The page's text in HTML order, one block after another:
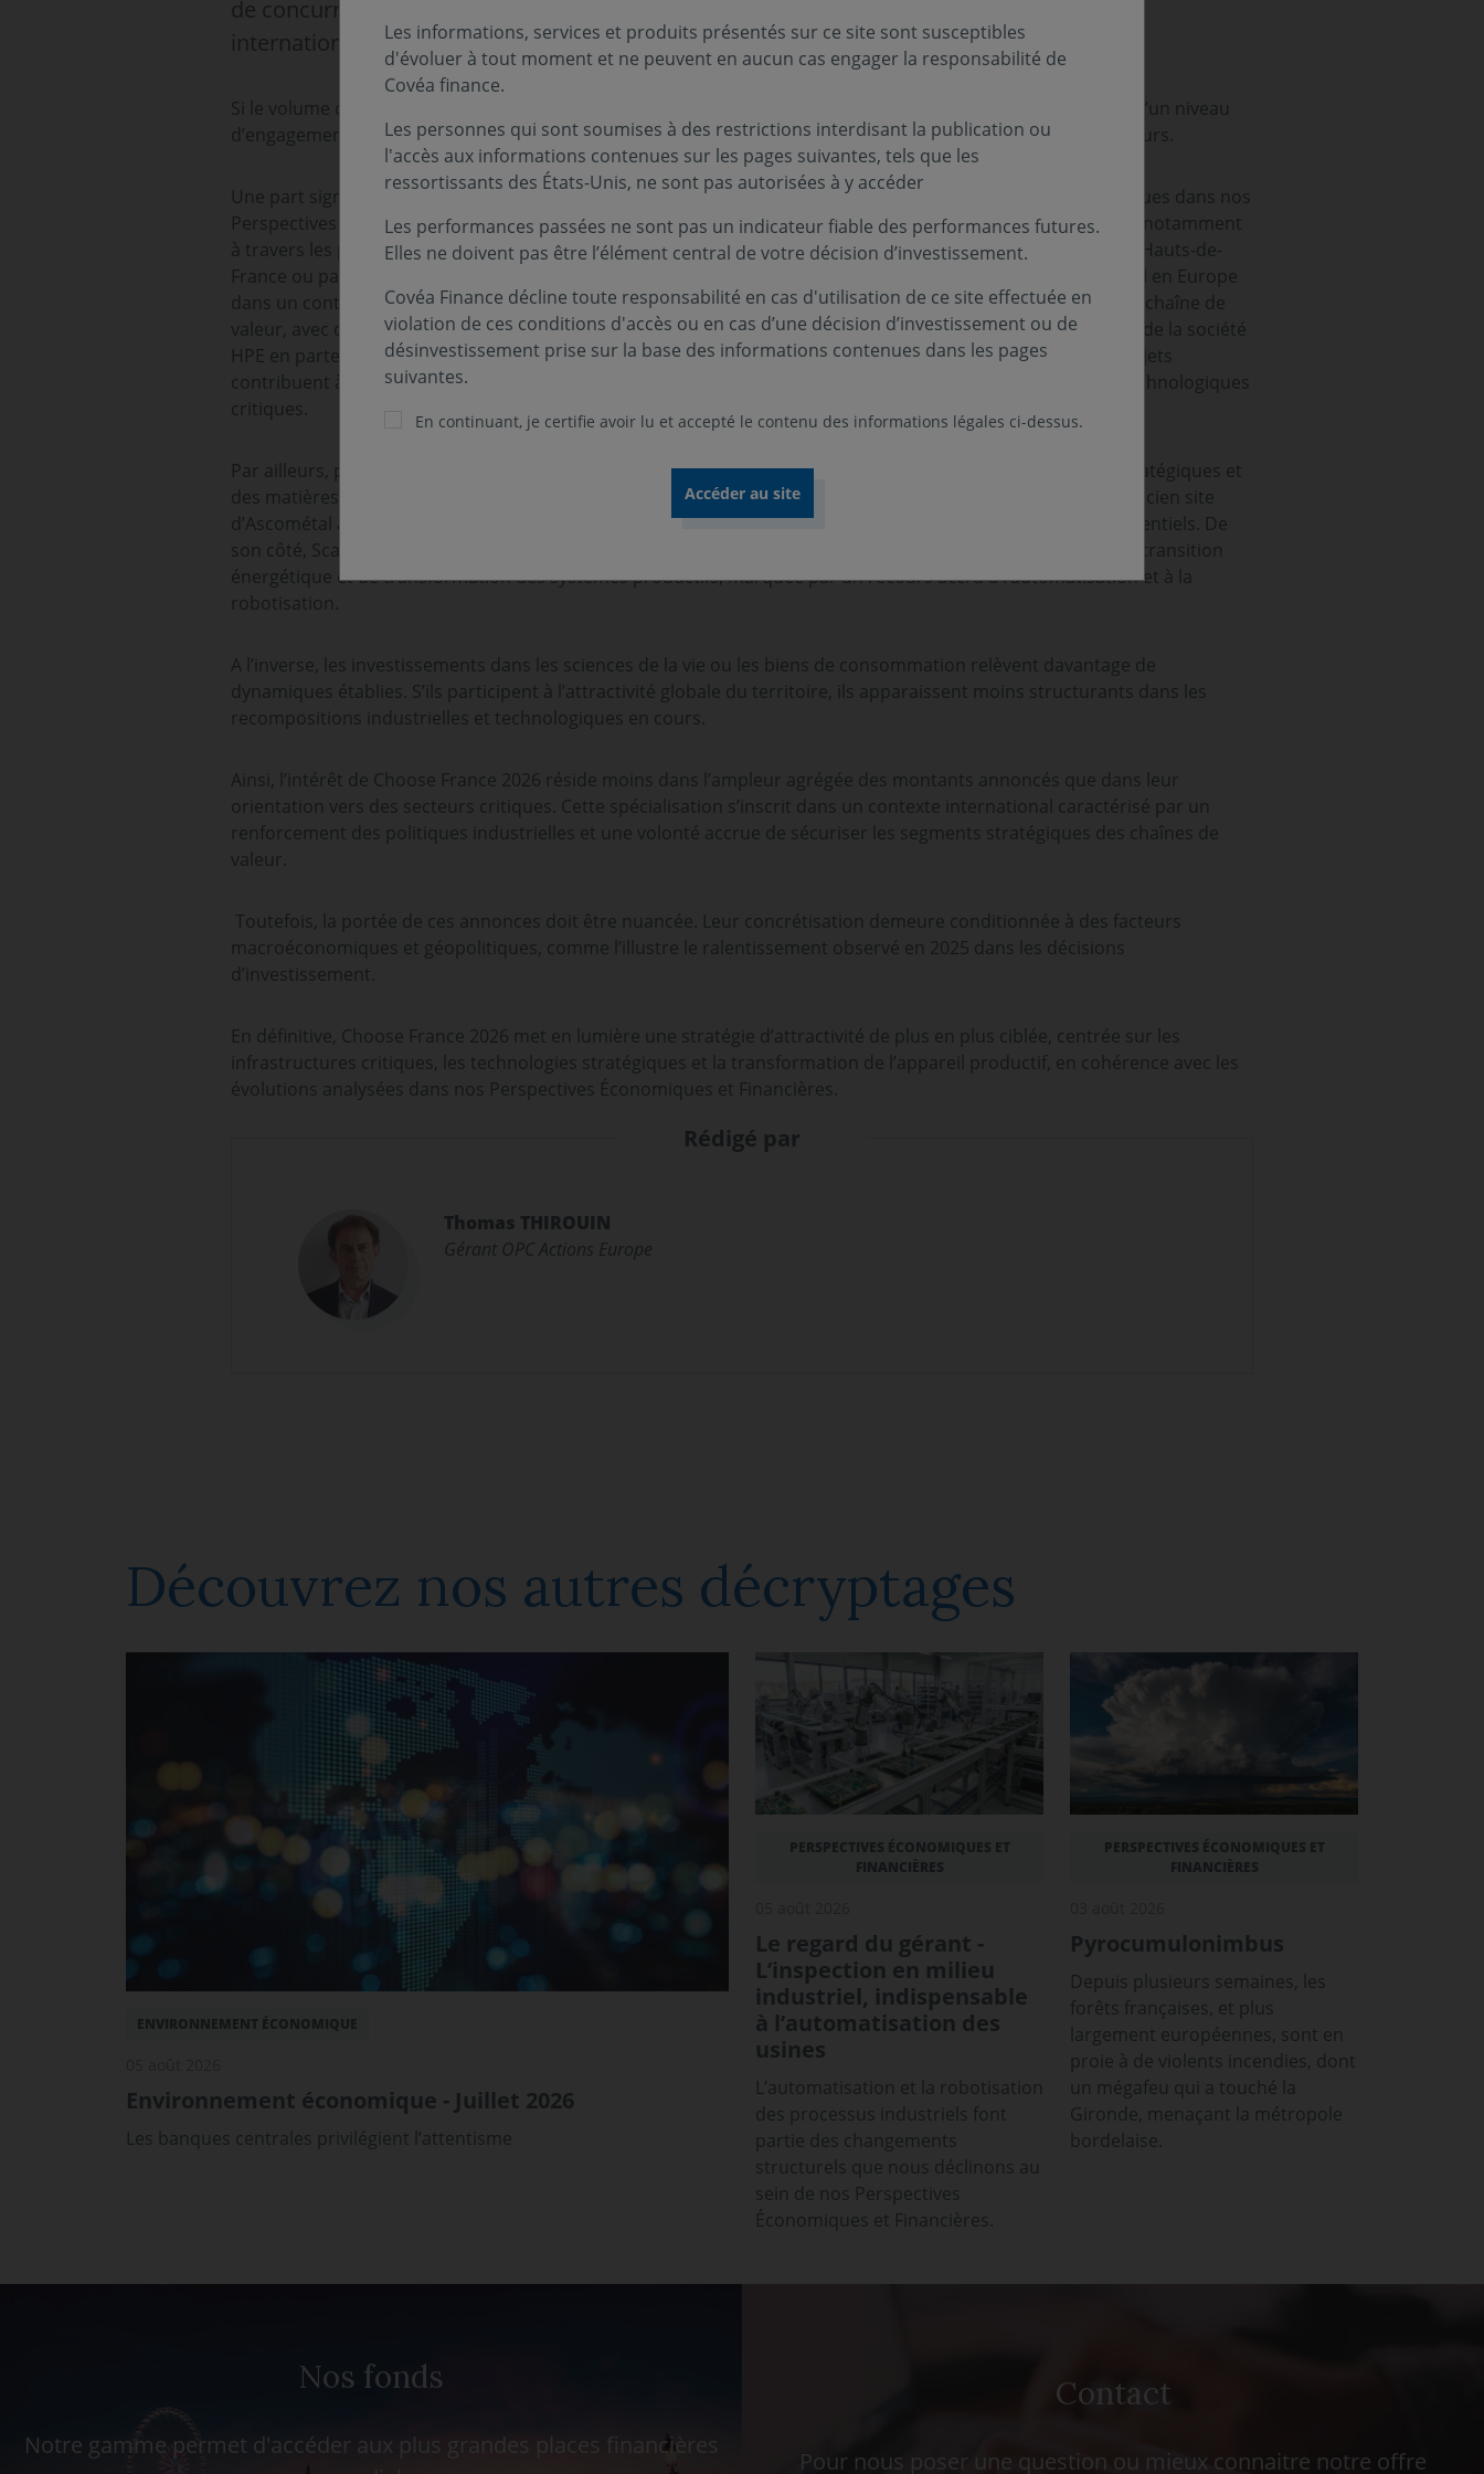
de concurrence accrue entre économies avancées pour l’attraction des investissements
internationaux.
Si le volume des annonces, 71 projets représentant 93 milliards d’euros et plus de 15 600 emplois, témoigne d’un niveau
d’engagement élevé, leur répartition sectorielle apparaît plus révélatrice des dynamiques économiques en cours.
Une part significative des investissements se concentre en effet sur des segments identifiés comme stratégiques dans nos
Perspectives Économiques et Financières (PEF). Les infrastructures numériques occupent une place centrale, notamment
à travers les projets de centres de données portés par les fonds d'investissement japonais SoftBank dans les Hauts-de-
France ou par l'américain Brookfield. Ces initiatives traduisent une volonté de renforcer les capacités de calcul en Europe
dans un contexte marqué par l’essor de l’Intelligence Artificielle. Cette dynamique se prolonge en amont de la chaîne de
valeur, avec des investissements dans les équipements et composants électroniques, à l’image des initiatives de la société
HPE en partenariat avec Nvidia à Grenoble ou du projet industriel associant Bull et Foxconn à Angers. Ces projets
contribuent à la mise en place d’un écosystème intégré, couvrant à la fois les infrastructures et les briques technologiques
critiques.
Par ailleurs, plusieurs investissements industriels mettent en évidence l’importance des chaînes de valeur stratégiques et
des matières premières critiques. Le projet de l'italien Marcegaglia, de production d'acier bas carbone sur l’ancien site
d’Ascométal à Fos-sur-Mer, illustre les enjeux liés au maintien de capacités productives dans des secteurs essentiels. De
son côté, Scania, avec ses investissements dans les camions électriques, s’inscrit dans une double logique de transition
énergétique et de transformation des systèmes productifs, marquée par un recours accru à l’automatisation et à la
robotisation.
A l’inverse, les investissements dans les sciences de la vie ou les biens de consommation relèvent davantage de
dynamiques établies. S’ils participent à l’attractivité globale du territoire, ils apparaissent moins structurants dans les
recompositions industrielles et technologiques en cours.
Ainsi, l’intérêt de Choose France 2026 réside moins dans l’ampleur agrégée des montants annoncés que dans leur
orientation vers des secteurs critiques. Cette spécialisation s’inscrit dans un contexte international caractérisé par un
renforcement des politiques industrielles et une volonté accrue de sécuriser les segments stratégiques des chaînes de
valeur.
Toutefois, la portée de ces annonces doit être nuancée. Leur concrétisation demeure conditionnée à des facteurs
macroéconomiques et géopolitiques, comme l’illustre le ralentissement observé en 2025 dans les décisions
d’investissement.
En définitive, Choose France 2026 met en lumière une stratégie d’attractivité de plus en plus ciblée, centrée sur les
infrastructures critiques, les technologies stratégiques et la transformation de l’appareil productif, en cohérence avec les
évolutions analysées dans nos Perspectives Économiques et Financières.
Rédigé par
Thomas THIROUIN
Gérant OPC Actions Europe
Découvrez nos autres décryptages
ENVIRONNEMENT ÉCONOMIQUE
Environnement économique - Juillet 2026
Les banques centrales privilégient l’attentisme
PERSPECTIVES ÉCONOMIQUES ET
FINANCIÈRES
Le regard du gérant -
L’inspection en milieu
industriel, indispensable
à l’automatisation des
usines
L’automatisation et la robotisation
des processus industriels font
partie des changements
structurels que nous déclinons au
sein de nos Perspectives
Économiques et Financières.
PERSPECTIVES ÉCONOMIQUES ET
FINANCIÈRES
Pyrocumulonimbus
Depuis plusieurs semaines, les
forêts françaises, et plus
largement européennes, sont en
proie à de violents incendies, dont
un mégafeu qui a touché la
Gironde, menaçant la métropole
bordelaise.
Nos fonds
Notre gamme permet d'accéder aux plus grandes places financières
Contact
Pour nous poser une question ou mieux connaitre notre offre
Les informations, services et produits présentés sur ce site sont susceptibles
d'évoluer à tout moment et ne peuvent en aucun cas engager la responsabilité de
Covéa finance.
Les personnes qui sont soumises à des restrictions interdisant la publication ou
l'accès aux informations contenues sur les pages suivantes, tels que les
ressortissants des États-Unis, ne sont pas autorisées à y accéder
Les performances passées ne sont pas un indicateur fiable des performances futures.
Elles ne doivent pas être l’élément central de votre décision d’investissement.
Covéa Finance décline toute responsabilité en cas d'utilisation de ce site effectuée en
violation de ces conditions d'accès ou en cas d’une décision d’investissement ou de
désinvestissement prise sur la base des informations contenues dans les pages
suivantes.
En continuant, je certifie avoir lu et accepté le contenu des informations légales ci-dessus.